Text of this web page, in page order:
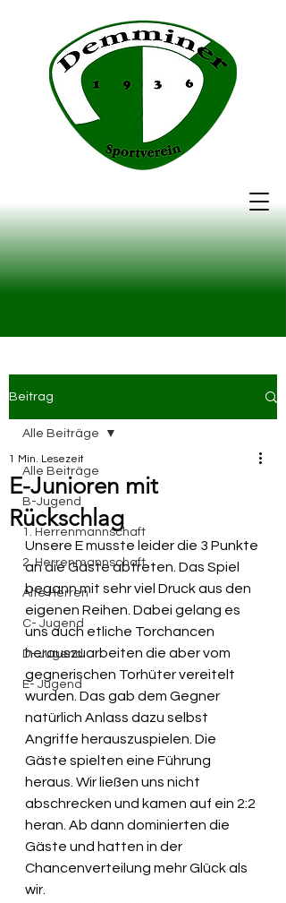
Beitrag
Alle Beiträge
B-Jugend
1. Herrenmannschaft
2. Herrenmannschaft
Alte Herren
C- Jugend
D- Jugend
E- Jugend
Alle Beiträge
E-Junioren mit
Rückschlag
1 Min. Lesezeit
Unsere E musste leider die 3 Punkte
an die Gäste abtreten. Das Spiel
begann mit sehr viel Druck aus den
eigenen Reihen. Dabei gelang es
uns auch etliche Torchancen
herauszuarbeiten die aber vom
gegnerischen Torhüter vereitelt
wurden. Das gab dem Gegner
natürlich Anlass dazu selbst
Angriffe herauszuspielen. Die
Gäste spielten eine Führung
heraus. Wir ließen uns nicht
abschrecken und kamen auf ein 2:2
heran. Ab dann dominierten die
Gäste und hatten in der
Chancenverteilung mehr Glück als
wir.